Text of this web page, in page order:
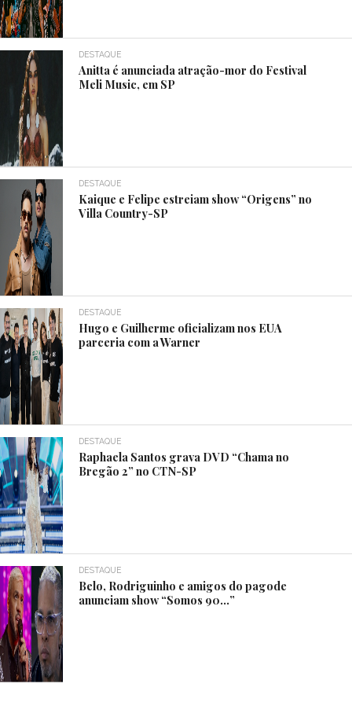
DESTAQUE
Anitta é anunciada atração-mor do Festival
Meli Music, em SP
DESTAQUE
Kaique e Felipe estreiam show “Origens” no
Villa Country-SP
DESTAQUE
Hugo e Guilherme oficializam nos EUA
parceria com a Warner
DESTAQUE
Raphaela Santos grava DVD “Chama no
Bregão 2” no CTN-SP
DESTAQUE
Belo, Rodriguinho e amigos do pagode
anunciam show “Somos 90…”